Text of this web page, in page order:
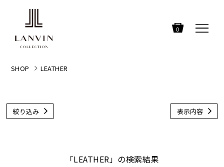
0
SHOP LEATHER
絞り込み 表示内容
「LEATHER」の検索結果